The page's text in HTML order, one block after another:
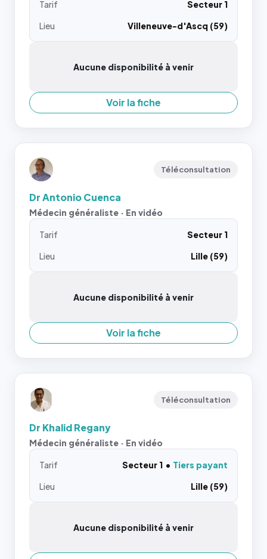
Tarif
Secteur 1
Lieu
Villeneuve-d'Ascq (59)
Aucune disponibilité à venir
Voir la fiche
Téléconsultation
Dr Antonio Cuenca
Médecin généraliste · En vidéo
Tarif
Secteur 1
Lieu
Lille (59)
Aucune disponibilité à venir
Voir la fiche
Téléconsultation
Dr Khalid Regany
Médecin généraliste · En vidéo
Tarif Secteur 1
Tiers payant
Lieu
Lille (59)
Aucune disponibilité à venir